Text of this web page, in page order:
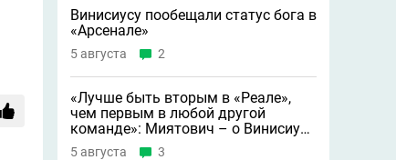
Винисиусу пообещали статус бога в
«Арсенале»
5 августа 2
«Лучше быть вторым в «Реале»,
чем первым в любой другой
команде»: Миятович – о Винисиусе
в «Арсенале»
5 августа 3